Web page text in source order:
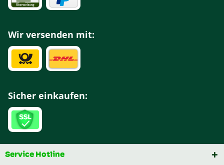
Wir versenden mit:
Sicher einkaufen:
Service Hotline